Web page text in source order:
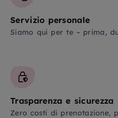
Servizio personale
Siamo qui per te – prima,
Trasparenza e sicurezza
Zero costi di prenotazione,